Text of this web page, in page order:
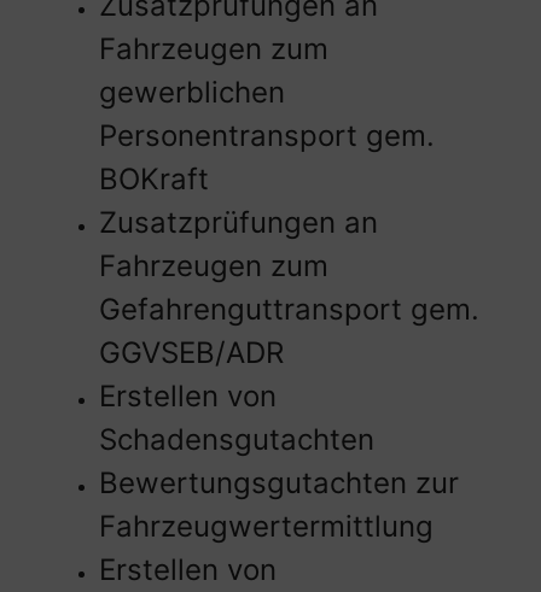
Fahrzeugen zum
gewerblichen
Personentransport gem.
BOKraft
Zusatzprüfungen an
Fahrzeugen zum
Gefahrenguttransport gem.
GGVSEB/ADR
Erstellen von
Schadensgutachten
Bewertungsgutachten zur
Fahrzeugwertermittlung
Erstellen von